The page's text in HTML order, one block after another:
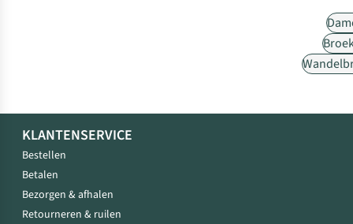
KLANTENSERVICE
Bestellen
Betalen
Bezorgen & afhalen
Retourneren & ruilen